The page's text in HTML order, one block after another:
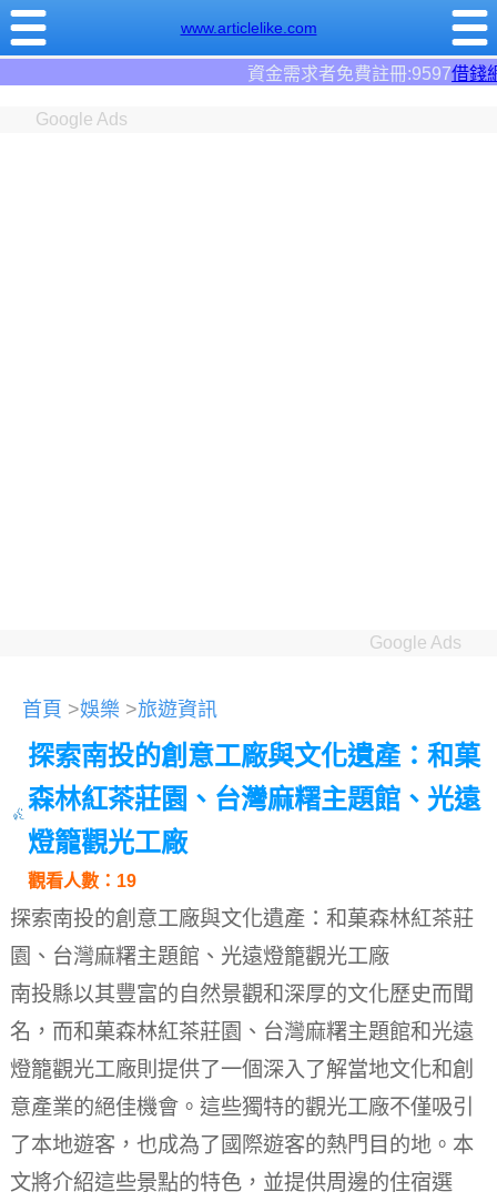
www.articlelike.com
資金需求者免費註冊:9597借錢網。全台前三大借錢網站
Google Ads
Google Ads
首頁 >娛樂 >旅遊資訊
探索南投的創意工廠與文化遺產：和菓
森林紅茶莊園、台灣麻糬主題館、光遠
燈籠觀光工廠
觀看人數：19
探索南投的創意工廠與文化遺產：和菓森林紅茶莊
園、台灣麻糬主題館、光遠燈籠觀光工廠
南投縣以其豐富的自然景觀和深厚的文化歷史而聞
名，而和菓森林紅茶莊園、台灣麻糬主題館和光遠
燈籠觀光工廠則提供了一個深入了解當地文化和創
意產業的絕佳機會。這些獨特的觀光工廠不僅吸引
了本地遊客，也成為了國際遊客的熱門目的地。本
文將介紹這些景點的特色，並提供周邊的住宿選